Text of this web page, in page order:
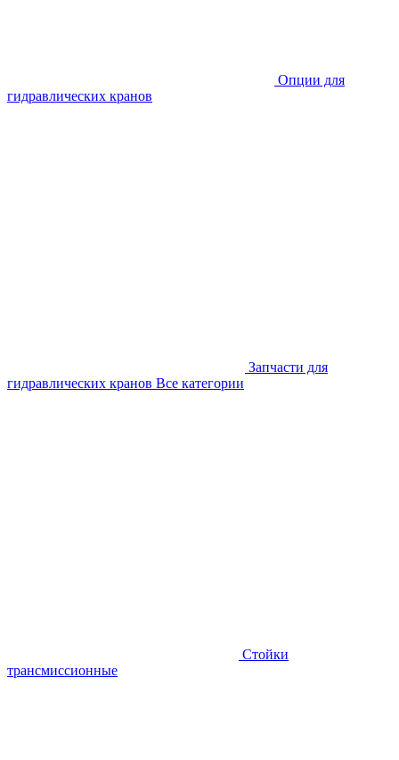
Опции для
гидравлических кранов
Запчасти для
гидравлических кранов Все категории
Стойки
трансмиссионные